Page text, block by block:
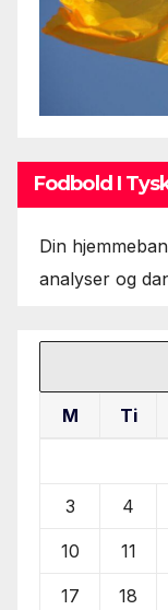
Fodbold I
Din
analyser og
M Ti
3 4
10 11
17 18